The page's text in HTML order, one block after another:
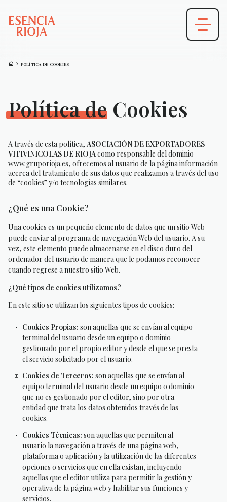
HOME CHEVRON_FORWARD POLÍTICA DE COOKIES
Política de Cookies
A través de esta política, ASOCIACIÓN DE EXPORTADORES
VITIVINICOLAS DE RIOJAcomo responsable del dominio
www.gruporioja.es, ofrecemos al usuario de la página información
acerca del tratamiento de sus datos que realizamos a través del uso
de “cookies” y/o tecnologías similares.
¿Qué es una Cookie?
Una cookies es un pequeño elemento de datos que un sitio Web
puede enviar al programa de navegación Web del usuario. A su
vez, este elemento puede almacenarse en el disco duro del
ordenador del usuario de manera que le podamos reconocer
cuando regrese a nuestro sitio Web.
¿Qué tipos de cookies utilizamos?
En este sitio se utilizan los siguientes tipos de cookies:
Cookies Propias: son aquellas que se envían al equipo
terminal del usuario desde un equipo o dominio
gestionado por el propio editor y desde el que se presta
el servicio solicitado por el usuario.
Cookies de Terceros: son aquellas que se envían al
equipo terminal del usuario desde un equipo o dominio
que no es gestionado por el editor, sino por otra
entidad que trata los datos obtenidos través de las
cookies.
Cookies Técnicas: son aquellas que permiten al
usuario la navegación a través de una página web,
plataforma o aplicación y la utilización de las diferentes
opciones o servicios que en ella existan, incluyendo
aquellas que el editor utiliza para permitir la gestión y
operativa de la página web y habilitar sus funciones y
servicios.